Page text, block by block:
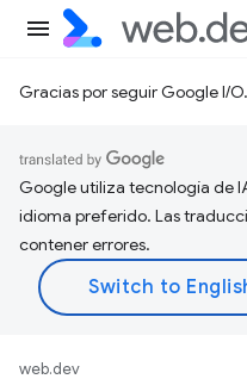
Gracias por seguir Google I/O.
Google utiliza tecnología de
idioma preferido. Las
contener errores.
web.dev